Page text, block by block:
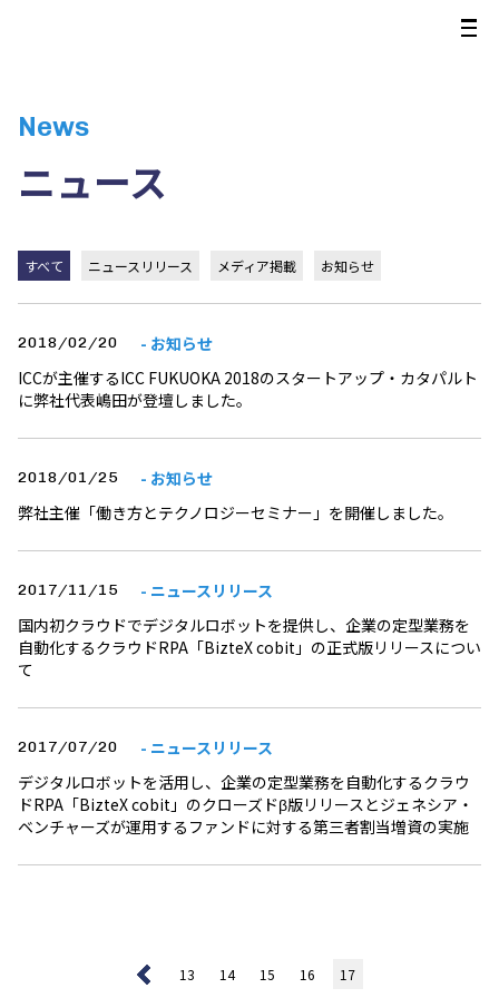
News
ニュース
すべて ニュースリリース メディア掲載 お知らせ
2018/02/20
- お知らせ
ICCが主催するICC FUKUOKA 2018のスタートアップ・カタパルト
に弊社代表嶋田が登壇しました。
2018/01/25
- お知らせ
弊社主催「働き方とテクノロジーセミナー」を開催しました。
2017/11/15
- ニュースリリース
国内初クラウドでデジタルロボットを提供し、企業の定型業務を
自動化するクラウドRPA「BizteX cobit」の正式版リリースについ
て
2017/07/20
- ニュースリリース
デジタルロボットを活用し、企業の定型業務を自動化するクラウ
ドRPA「BizteX cobit」のクローズドβ版リリースとジェネシア・
ベンチャーズが運用するファンドに対する第三者割当増資の実施
13 14 15 16 17